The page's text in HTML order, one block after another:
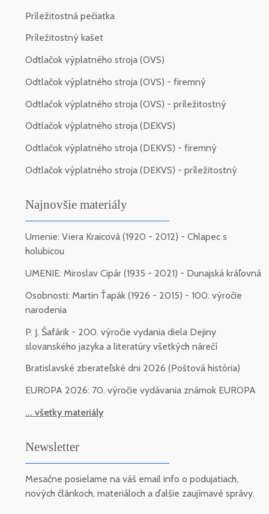
Príležitostná pečiatka
Príležitostný kašet
Odtlačok výplatného stroja (OVS)
Odtlačok výplatného stroja (OVS) - firemný
Odtlačok výplatného stroja (OVS) - príležitostný
Odtlačok výplatného stroja (DEKVS)
Odtlačok výplatného stroja (DEKVS) - firemný
Odtlačok výplatného stroja (DEKVS) - príležitostný
Najnovšie materiály
Umenie: Viera Kraicová (1920 - 2012) - Chlapec s
holubicou
UMENIE: Miroslav Cipár (1935 - 2021) - Dunajská kráľovná
Osobnosti: Martin Ťapák (1926 - 2015) - 100. výročie
narodenia
P. J. Šafárik - 200. výročie vydania diela Dejiny
slovanského jazyka a literatúry všetkých nárečí
Bratislavské zberateľské dni 2026 (Poštová história)
EUROPA 2026: 70. výročie vydávania známok EUROPA
... všetky materiály
Newsletter
Mesačne posielame na váš email info o podujatiach,
nových článkoch, materiáloch a ďalšie zaujímavé správy.